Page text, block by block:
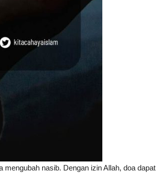
nasib. Dengan izin Allah, doa dapat